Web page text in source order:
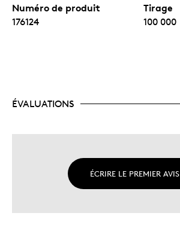
Numéro de produit
176124
Tirage
100 000
ÉVALUATIONS
ÉCRIRE LE PREMIER AVIS